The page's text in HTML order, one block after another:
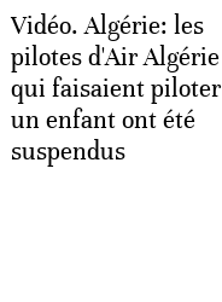
Vidéo. Algérie: les
pilotes d'Air Algérie
qui faisaient piloter
un enfant ont été
suspendus